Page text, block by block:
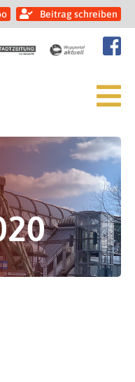
Beitrag schreiben